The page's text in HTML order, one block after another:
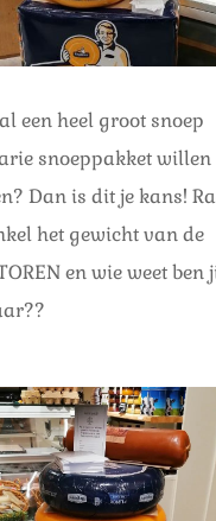
een heel groot snoep
snoeppakket willen
Dan is dit je kans!
het gewicht van de
en wie weet ben